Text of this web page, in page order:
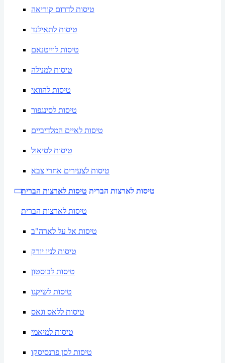
טיסות לדרום קוריאה
טיסות לתאילנד
טיסות לוייטנאם
טיסות למנילה
טיסות להוואי
טיסות לסינגפור
טיסות לאיים המלדיביים
טיסות לסיאול
טיסות לצעירים אחרי צבא
טיסות לארצות הברית טיסות לארצות הברית
טיסות לארצות הברית
טיסות אל על לארה"ב
טיסות לניו יורק
טיסות לבוסטון
טיסות לשיקגו
טיסות ללאס וגאס
טיסות למיאמי
טיסות לסן פרנסיסקו